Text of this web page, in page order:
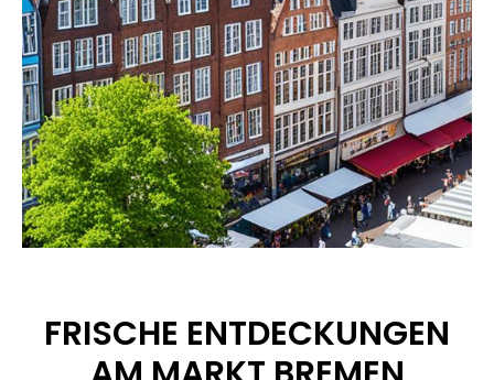
FRISCHE ENTDECKUNGEN